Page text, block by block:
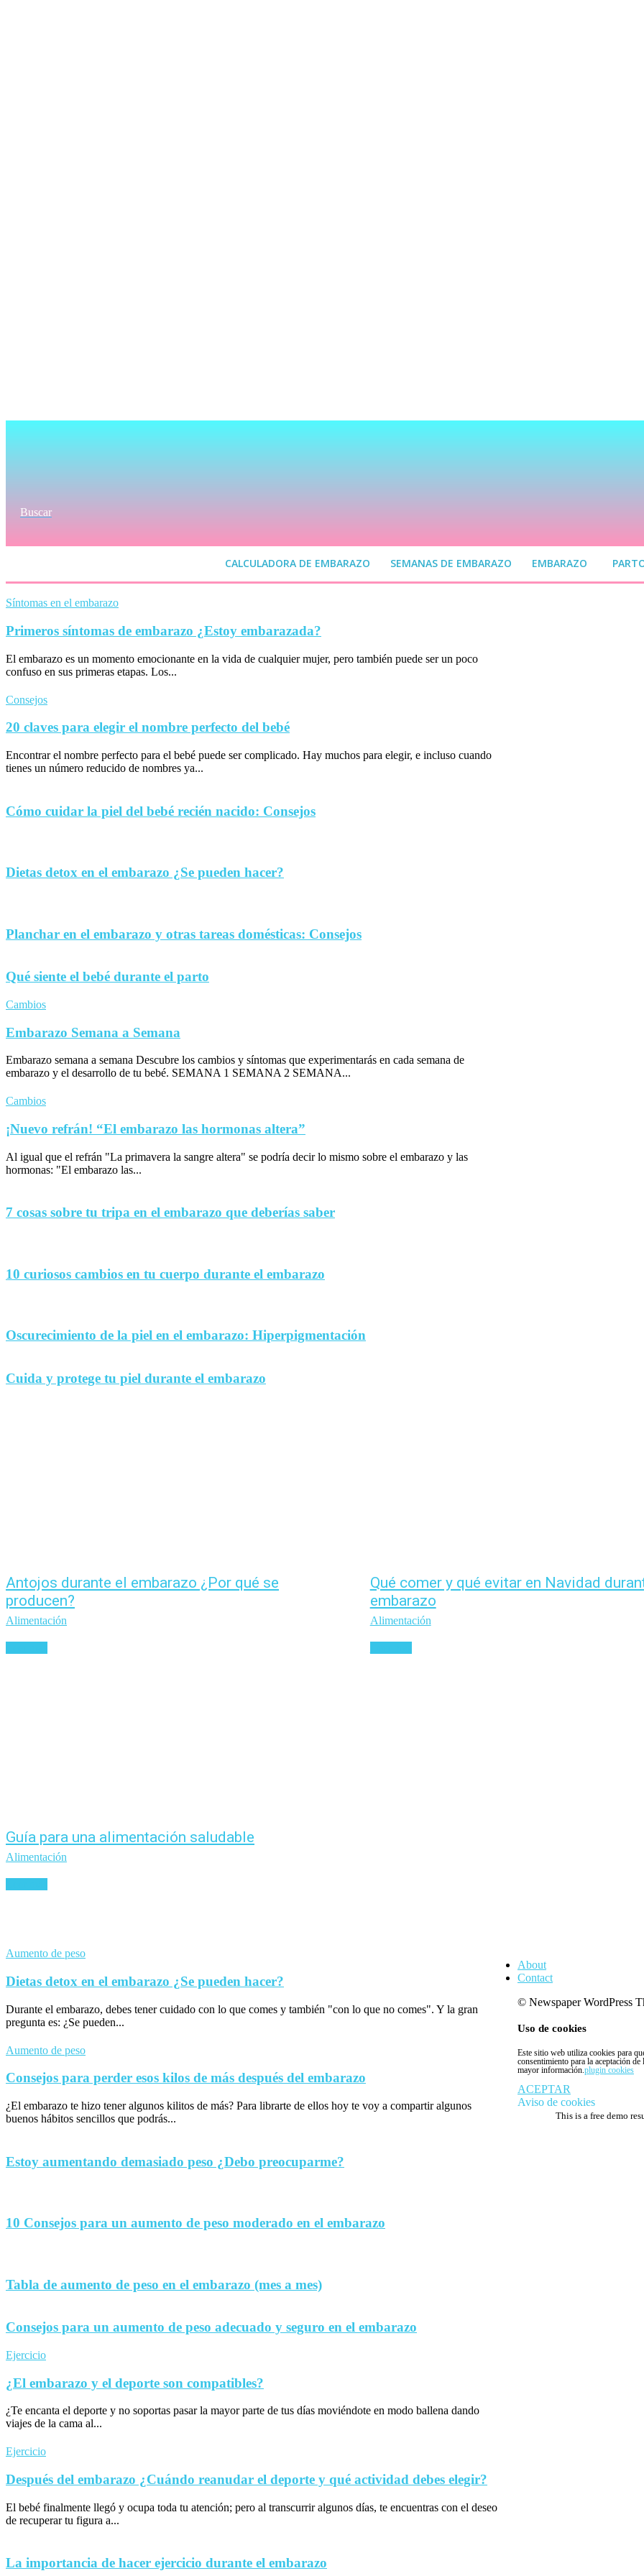
Buscar
CALCULADORA DE EMBARAZO SEMANAS DE EMBARAZO EMBARAZO
Síntomas en el embarazo
Primeros síntomas de embarazo ¿Estoy embarazada?
El embarazo es un momento emocionante en la vida de cualquier mujer, pero también puede ser un poco
confuso en sus primeras etapas. Los...
Consejos
20 claves para elegir el nombre perfecto del bebé
Encontrar el nombre perfecto para el bebé puede ser complicado. Hay muchos para elegir, e incluso cuando
tienes un número reducido de nombres ya...
Cómo cuidar la piel del bebé recién nacido: Consejos
Dietas detox en el embarazo ¿Se pueden hacer?
Planchar en el embarazo y otras tareas domésticas: Consejos
Qué siente el bebé durante el parto
Cambios
Embarazo Semana a Semana
Embarazo semana a semana Descubre los cambios y síntomas que experimentarás en cada semana de
embarazo y el desarrollo de tu bebé. SEMANA 1 SEMANA 2 SEMANA...
Cambios
¡Nuevo refrán! “El embarazo las hormonas altera”
Al igual que el refrán "La primavera la sangre altera" se podría decir lo mismo sobre el embarazo y las
hormonas: "El embarazo las...
7 cosas sobre tu tripa en el embarazo que deberías saber
10 curiosos cambios en tu cuerpo durante el embarazo
Oscurecimiento de la piel en el embarazo: Hiperpigmentación
Cuida y protege tu piel durante el embarazo
Antojos durante el embarazo ¿Por qué se
producen?
Alimentación
Qué comer y qué evitar en Navidad
embarazo
Alimentación
Guía para una alimentación saludable
Alimentación
Aumento de peso
Dietas detox en el embarazo ¿Se pueden hacer?
Durante el embarazo, debes tener cuidado con lo que comes y también "con lo que no comes". Y la gran
pregunta es: ¿Se pueden...
Aumento de peso
Consejos para perder esos kilos de más después del embarazo
¿El embarazo te hizo tener algunos kilitos de más? Para librarte de ellos hoy te voy a compartir algunos
buenos hábitos sencillos que podrás...
Estoy aumentando demasiado peso ¿Debo preocuparme?
10 Consejos para un aumento de peso moderado en el embarazo
Tabla de aumento de peso en el embarazo (mes a mes)
Consejos para un aumento de peso adecuado y seguro en el embarazo
Ejercicio
¿El embarazo y el deporte son compatibles?
¿Te encanta el deporte y no soportas pasar la mayor parte de tus días moviéndote en modo ballena dando
viajes de la cama al...
Ejercicio
Después del embarazo ¿Cuándo reanudar el deporte y qué actividad debes elegir?
El bebé finalmente llegó y ocupa toda tu atención; pero al transcurrir algunos días, te encuentras con el deseo
de recuperar tu figura a...
La importancia de hacer ejercicio durante el embarazo
About
Contact
© Newspaper WordPress
Uso de cookies
Este sitio web utiliza cookies para
consentimiento para la aceptación
mayor información.plugin cookies
ACEPTAR
Aviso de cookies
This is a free demo